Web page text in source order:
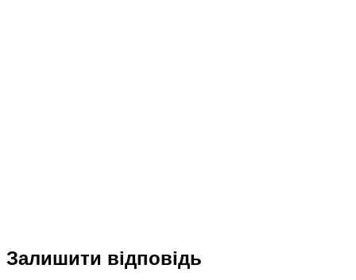
Залишити відповідь